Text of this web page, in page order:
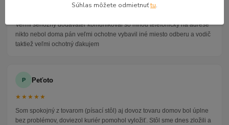
Veľmi seriózny dodávateľ komunikoval so mnou telefonicky na adrese
nikto nebol doma pán veľmi ochotne vybavil iné miesto odberu a vodič
taktiež veľmi ochotný ďakujem
P Peťoto
★★★★★
Som spokojný z tovarom (písací stôl) aj dovoz tovaru domov bol úplne
bez problémov, doviezol kuriér pomohol vyložiť. Stôl sme dnes zložili a
Súhlas môžete odmietnuťtu.